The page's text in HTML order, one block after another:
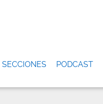
SECCIONES PODCAST